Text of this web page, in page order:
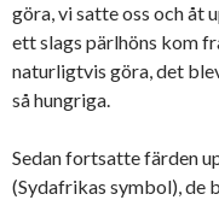
göra, vi satte oss och åt
ett slags pärlhöns kom
naturligtvis göra, det
så hungriga.
Sedan fortsatte färden
(Sydafrikas symbol), de